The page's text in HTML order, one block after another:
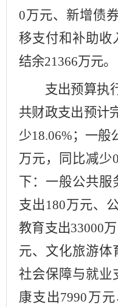
0万元、新增债
移支付和补助收
结余21366万元。
支出预算执
共财政支出预计
少18.06%；一般
万元，同比减少
下：一般公共服
支出 180万元、
教育支出33000
元、文化旅游体
社会保障与就业
康支出7990万